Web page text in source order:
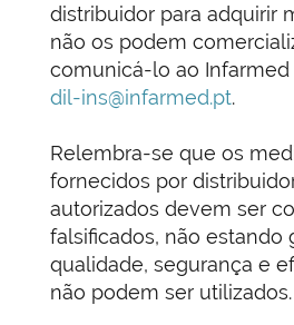
distribuidor para adquirir
não os podem
comunicá-lo ao Infarmed
dil-ins@infarmed.pt.
Relembra-se que os
fornecidos por
autorizados devem ser
falsificados, não estando
qualidade, segurança e
não podem ser utilizados.